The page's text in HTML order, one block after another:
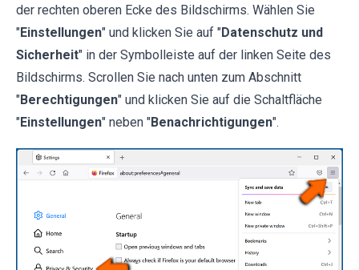
der rechten oberen Ecke des Bildschirms. Wählen Sie
"Einstellungen" und klicken Sie auf "Datenschutz und
Sicherheit" in der Symbolleiste auf der linken Seite des
Bildschirms. Scrollen Sie nach unten zum Abschnitt
"Berechtigungen" und klicken Sie auf die Schaltfläche
"Einstellungen" neben "Benachrichtigungen".